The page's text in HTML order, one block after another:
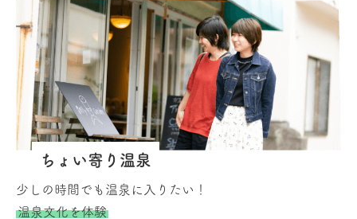
ちょい寄り温泉
少しの時間でも温泉に入りたい！
温泉文化を体験